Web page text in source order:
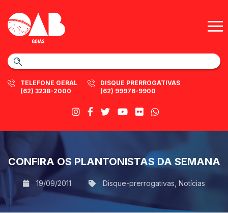
TELEFONE GERAL
(62) 3238-2000
DISQUE PRERROGATIVAS
(62) 99976-9900
CONFIRA OS PLANTONISTAS DA SEMANA
19/09/2011 Disque-prerrogativas Notícias